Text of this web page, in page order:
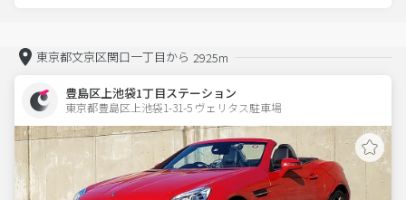
東京都文京区関口一丁目から 2925m
豊島区上池袋1丁目ステーション
東京都豊島区上池袋1-31-5 ヴェリタス駐車場